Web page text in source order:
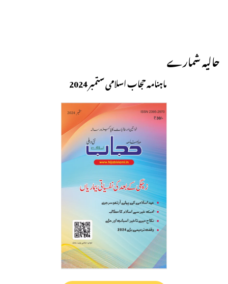
حالیہ شمارے
ماہنامہ حجاب اسلامی ستمبر 2024